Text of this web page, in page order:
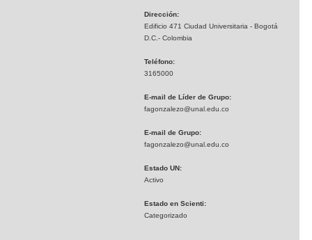
Dirección:
Edificio 471 Ciudad Universitaria - Bogotá
D.C.- Colombia
Teléfono:
3165000
E-mail de Líder de Grupo:
fagonzalezo@unal.edu.co
E-mail de Grupo:
fagonzalezo@unal.edu.co
Estado UN:
Activo
Estado en Scienti:
Categorizado